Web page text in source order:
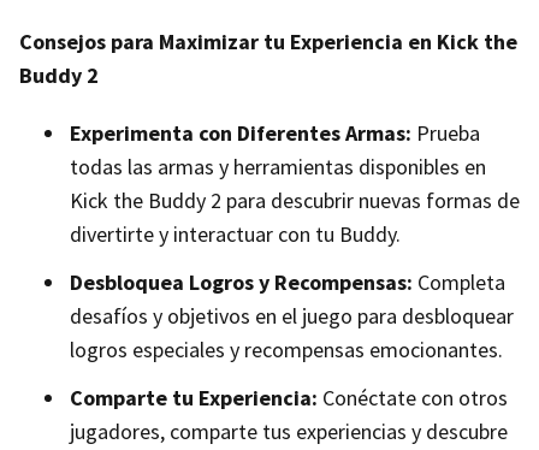
Consejos para Maximizar tu Experiencia en Kick the
Buddy 2
Experimenta con Diferentes Armas: Prueba
todas las armas y herramientas disponibles en
Kick the Buddy 2 para descubrir nuevas formas de
divertirte y interactuar con tu Buddy.
Desbloquea Logros y Recompensas: Completa
desafíos y objetivos en el juego para desbloquear
logros especiales y recompensas emocionantes.
Comparte tu Experiencia: Conéctate con otros
jugadores, comparte tus experiencias y descubre